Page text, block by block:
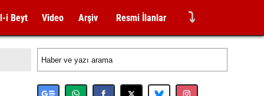
i Beyt Video Arşiv Resmi İlanlar ⤵